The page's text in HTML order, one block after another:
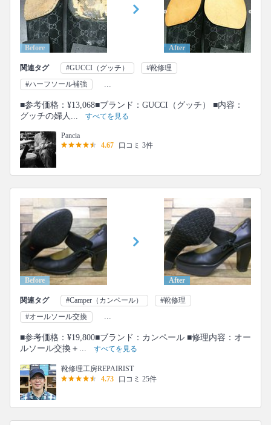
Before After
関連タグ #GUCCI（グッチ）
#靴修理
#ハーフソール補強
...
■参考価格：¥13,068■ブランド：GUCCI（グッチ） ■内容：
グッチの婦人...
すべてを見る
Pancia
4.67
口コミ 3件
Before After
関連タグ #Camper（カンペール）
#靴修理
#オールソール交換
...
■参考価格：¥19,800■ブランド：カンペール ■修理内容：オー
ルソール交換＋...
すべてを見る
靴修理工房REPAIRIST
4.73
口コミ 25件